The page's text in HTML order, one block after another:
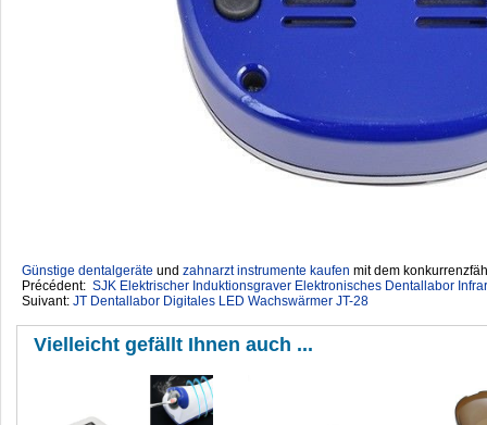
Günstige dentalgeräte ‎ und zahnarzt instrumente kaufen mit dem
Précédent: SJK Elektrischer Induktionsgraver Elektronisches Dentallabor
Suivant: JT Dentallabor Digitales LED Wachswärmer JT-28
Vielleicht gefällt Ihnen auch ...